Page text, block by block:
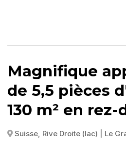
Magnifique
de 5,5 pièces
130 m² en
Suisse, Rive Droite (lac) | Le